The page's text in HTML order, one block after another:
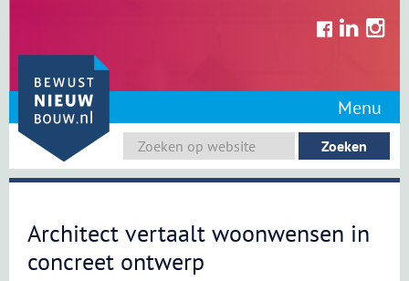
content
Menu
Architect vertaalt woonwensen in
concreet ontwerp